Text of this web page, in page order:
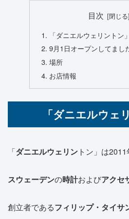
目次
「ダニエルウェリントン」
9月1日オープンしてまし
場所
お店情報
「ダニエルウェ
「ダニエルウェリン トン」は
スウェーデンの時計およびアクセ
創立者であるフィリップ・タイサ